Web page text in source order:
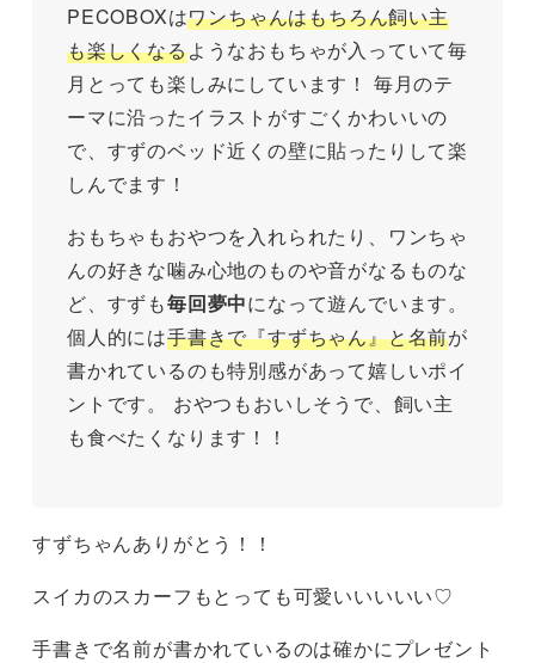
PECOBOXはワンちゃんはもちろん飼い主
も楽しくなるようなおもちゃが入っていて毎
月とっても楽しみにしています！ 毎月のテ
ーマに沿ったイラストがすごくかわいいの
で、すずのベッド近くの壁に貼ったりして楽
しんでます！
おもちゃもおやつを入れられたり、ワンちゃ
んの好きな噛み心地のものや音がなるものな
ど、すずも毎回夢中になって遊んでいます。
個人的には手書きで『すずちゃん』と名前が
書かれているのも特別感があって嬉しいポイ
ントです。 おやつもおいしそうで、飼い主
も食べたくなります！！
すずちゃんありがとう！！
スイカのスカーフもとっても可愛いいいいい♡
手書きで名前が書かれているのは確かにプレゼント